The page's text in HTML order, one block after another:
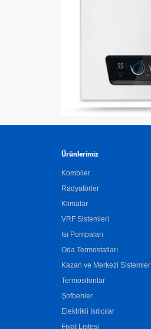
Ürünlerimiz
Kombiler
Radyatörler
Klimalar
VRF Sistemleri
Isı Pompaları
Oda Termostatları
Kazan ve Merkezi Sistemler
Termosifonlar
Şofbenler
Elektrikli Isıtıcılar
Fiyat Listesi